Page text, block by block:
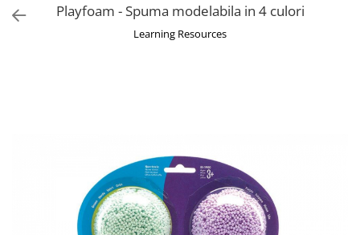
Set constructie copii
Jucarii Creativitate
Lucru manual copii
Playfoam - Spuma modelabila in 4 culori
Learning Resources